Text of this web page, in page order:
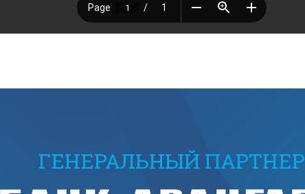
ГЕНЕРАЛЬНЫЙ ПАРТНЕР